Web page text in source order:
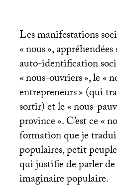
Les manifestations
«nous»,
auto-identification
«nous-ouvriers», le «
entrepreneurs» (qui
sortir) et le «nous-
province». C’est ce «
formation que je
populaires, petit
qui justifie de parler
imaginaire populaire.